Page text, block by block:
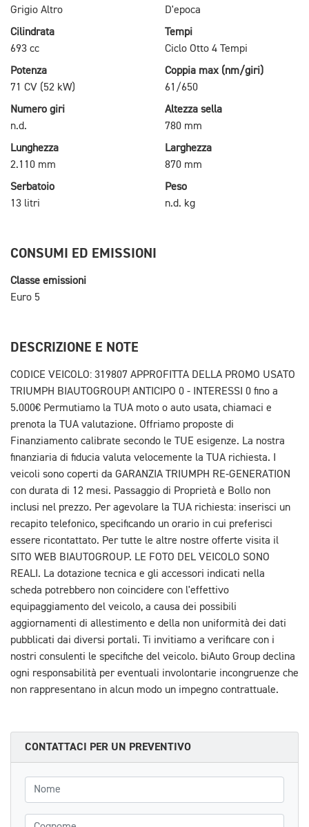
Grigio Altro
D'epoca
Cilindrata
693 cc
Tempi
Ciclo Otto 4 Tempi
Potenza
71 CV (52 kW)
Coppia max (nm/giri)
61/650
Numero giri
n.d.
Altezza sella
780 mm
Lunghezza
2.110 mm
Larghezza
870 mm
Serbatoio
13 litri
Peso
n.d. kg
CONSUMI ED EMISSIONI
Classe emissioni
Euro 5
DESCRIZIONE E NOTE
CODICE VEICOLO: 319807 APPROFITTA DELLA PROMO USATO
TRIUMPH BIAUTOGROUP! ANTICIPO 0 - INTERESSI 0 fino a
5.000€ Permutiamo la TUA moto o auto usata, chiamaci e
prenota la TUA valutazione. Offriamo proposte di
Finanziamento calibrate secondo le TUE esigenze. La nostra
finanziaria di fiducia valuta velocemente la TUA richiesta. I
veicoli sono coperti da GARANZIA TRIUMPH RE-GENERATION
con durata di 12 mesi. Passaggio di Proprietà e Bollo non
inclusi nel prezzo. Per agevolare la TUA richiesta: inserisci un
recapito telefonico, specificando un orario in cui preferisci
essere ricontattato. Per tutte le altre nostre offerte visita il
SITO WEB BIAUTOGROUP. LE FOTO DEL VEICOLO SONO
REALI. La dotazione tecnica e gli accessori indicati nella
scheda potrebbero non coincidere con l'effettivo
equipaggiamento del veicolo, a causa dei possibili
aggiornamenti di allestimento e della non uniformità dei dati
pubblicati dai diversi portali. Ti invitiamo a verificare con i
nostri consulenti le specifiche del veicolo. biAuto Group declina
ogni responsabilità per eventuali involontarie incongruenze che
non rappresentano in alcun modo un impegno contrattuale.
CONTATTACI PER UN PREVENTIVO
Nome
Cognome